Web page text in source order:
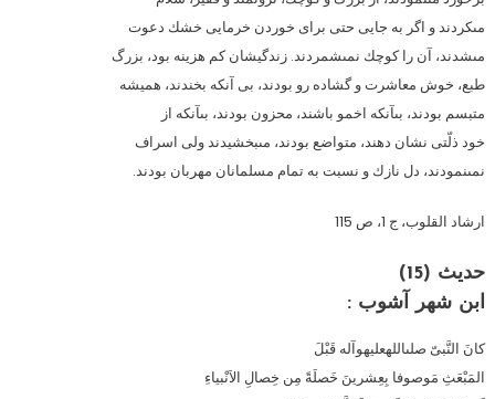
مى‏كردند و اگر به جايى حتى براى خوردن خرمايى خشك دعوت
مى‏شدند، آن را كوچك نمى‏شمردند. زندگيشان كم هزينه بود، بزرگ
طبع، خوش معاشرت و گشاده رو بودند، بى آن‏كه بخندند، هميشه
متبسم بودند، بى‏آن‏كه اخمو باشند، محزون بودند، بى‏آن‏كه از
خود ذلّتى نشان دهند، متواضع بودند، مى‏بخشيدند ولى اسراف
نمى‏نمودند، دل نازك و نسبت به تمام مسلمانان مهربان بودند.
ارشاد القلوب، ج 1، ص 115
حدیث (15)
ابن شهر آشوب :
كانَ النَّبىّ صلى‏الله‏عليه‏و‏آله قَبْلَ
المَبْعَثِ مَوصوفا بِعِشرينَ خَصلَةً مِن خِصالِ الاَنْبياءِ